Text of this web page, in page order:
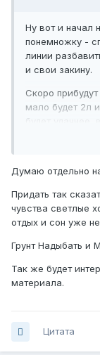
Ну вот и начал
понемножку -
линии
и свои закину.
Скоро
мало будет 2л
будет удачнее,
Думаю отдельно
Придать так
чувства светлые
отдых и сон уже
Грунт Надыбать и
Так же будет
материала.
Цитата